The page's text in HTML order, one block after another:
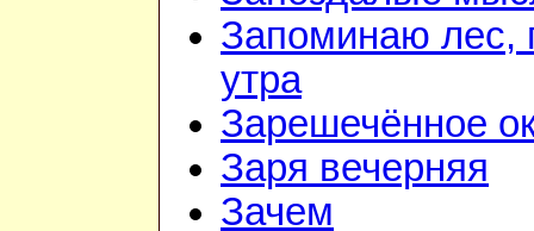
Запоминаю лес,
утра
Зарешечённое
Заря вечерняя
Зачем